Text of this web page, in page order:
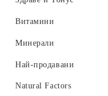
Адаптогени
Аминокиселини
Антиоксиданти
Ензими
Витамини
Витамин А
Витамин B
Витамин C
Минерали
Магнезий
Калий, Калций, Йод
Най-продавани
Natural Factors